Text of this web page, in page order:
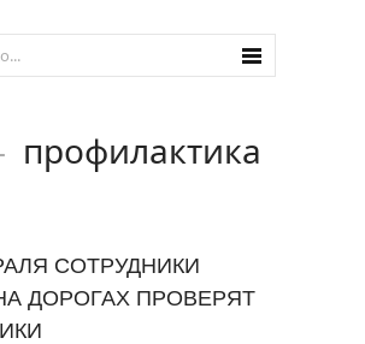
профилактика
СОТРУДНИКИ
ДОРОГАХ ПРОВЕРЯТ